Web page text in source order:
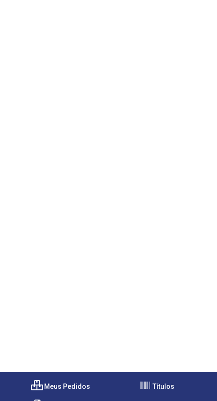
Meus Pedidos Títulos